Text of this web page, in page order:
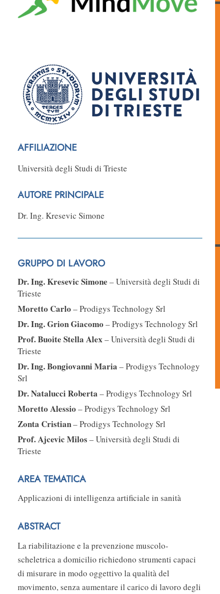
AFFILIAZIONE
Università degli Studi di Trieste
AUTORE PRINCIPALE
Dr. Ing. Kresevic Simone
GRUPPO DI LAVORO
Dr. Ing. Kresevic Simone – Università degli Studi di
Trieste
Moretto Carlo – Prodigys Technology Srl
Dr. Ing. Grion Giacomo – Prodigys Technology Srl
Prof. Buoite Stella Alex – Università degli Studi di
Trieste
Dr. Ing. Bongiovanni Maria – Prodigys Technology
Srl
Dr. Natalucci Roberta – Prodigys Technology Srl
Moretto Alessio – Prodigys Technology Srl
Zonta Cristian– Prodigys Technology Srl
Prof. Ajcevic Milos – Università degli Studi di
Trieste
AREA TEMATICA
Applicazioni di intelligenza artificiale in sanità
ABSTRACT
La riabilitazione e la prevenzione muscolo-
scheletrica a domicilio richiedono strumenti capaci
di misurare in modo oggettivo la qualità del
movimento, senza aumentare il carico di lavoro degli